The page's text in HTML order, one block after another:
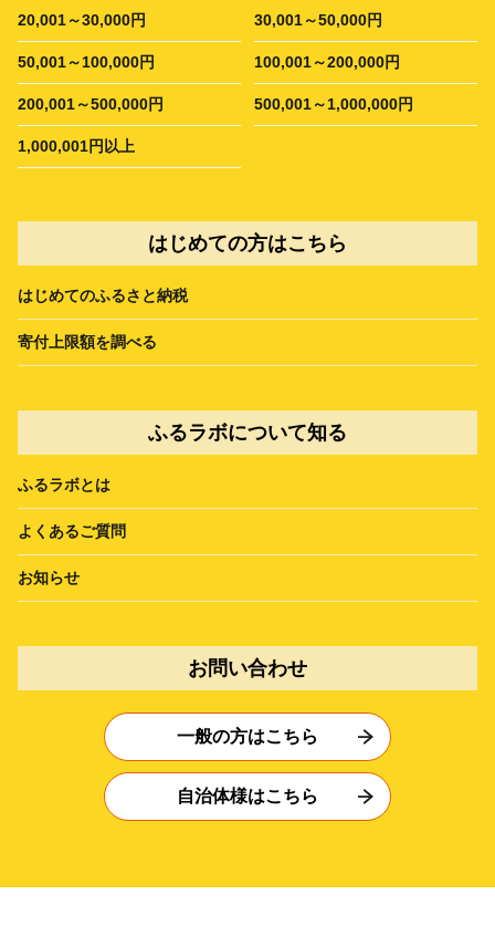
20,001～30,000円 30,001～50,000円
50,001～100,000円 100,001～200,000円
200,001～500,000円 500,001～1,000,000円
1,000,001円以上
はじめての方はこちら
はじめてのふるさと納税
寄付上限額を調べる
ふるラボについて知る
ふるラボとは
よくあるご質問
お知らせ
お問い合わせ
一般の方はこちら
自治体様はこちら